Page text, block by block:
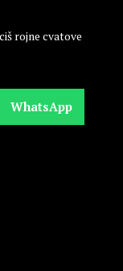
rojne cvatove
WhatsApp